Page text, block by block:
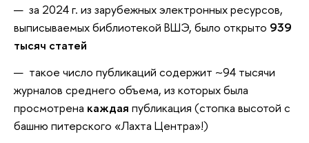
за 2024 г. из зарубежных электронных ресурсов,
выписываемых библиотекой ВШЭ, было открыто 939
тысяч статей
такое число публикаций содержит ~94 тысячи
журналов среднего объема, из которых была
просмотрена каждая публикация (стопка высотой с
башню питерского «Лахта Центра»!)